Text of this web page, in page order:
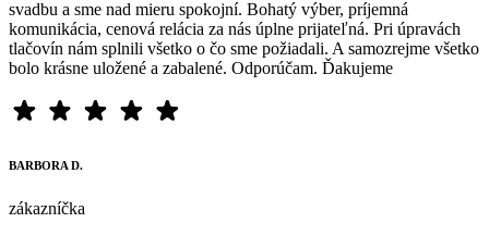
svadbu a sme nad mieru spokojní. Bohatý výber, príjemná
komunikácia, cenová relácia za nás úplne prijateľná. Pri úpravách
tlačovín nám splnili všetko o čo sme požiadali. A samozrejme všetko
bolo krásne uložené a zabalené. Odporúčam. Ďakujeme
BARBORA D.
zákazníčka